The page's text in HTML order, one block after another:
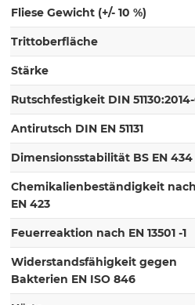
Fliese Gewicht (+/- 10 %)
Trittoberfläche
Stärke
Rutschfestigkeit DIN
Antirutsch DIN EN 51131
Dimensionsstabilität BS EN 434
Chemikalienbeständigkeit nach
EN 423
Feuerreaktion nach EN 13501 -1
Widerstandsfähigkeit gegen
Bakterien EN ISO 846